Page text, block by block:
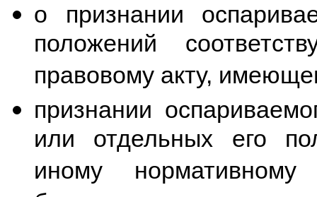
о признании
положений
правовому акту,
признании
или отдельных его
иному